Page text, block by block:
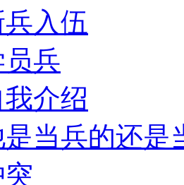
入伍
兵
介绍
当兵的还是